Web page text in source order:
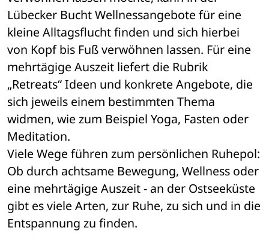
Lübecker Bucht Wellnessangebote für eine
kleine Alltagsflucht finden und sich hierbei
von Kopf bis Fuß verwöhnen lassen. Für eine
mehrtägige Auszeit liefert die Rubrik
„Retreats“ Ideen und konkrete Angebote, die
sich jeweils einem bestimmten Thema
widmen, wie zum Beispiel Yoga, Fasten oder
Meditation.
Viele Wege führen zum persönlichen Ruhepol:
Ob durch achtsame Bewegung, Wellness oder
eine mehrtägige Auszeit - an der Ostseeküste
gibt es viele Arten, zur Ruhe, zu sich und in die
Entspannung zu finden.